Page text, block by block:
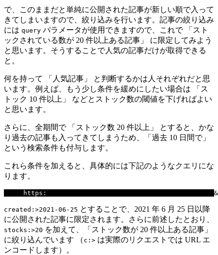
で、このままだと単純に公開された記事が新しい順で入って
きてしまいますので、絞り込みを行います。記事の絞り込み
には query パラメータが使用できますので、これで 「スト
ックされている数が 20 件以上ある記事」 に限定してみよう
と思います。そうすることで人気の記事だけが取得できる
と。
何を持って 「人気記事」 と判断するかは人それぞれだと思
います。例えば、もう少し条件を緩めにしたい場合は 「ス
トック 10 件以上」 などとストック数の閾値を下げればよい
と思います。
さらに、全期間で 「ストック数 20 件以上」 とすると、かな
り過去の記事も入ってきてしまうため、「過去 10 日間で」
という検索条件も付与します。
これら条件を加えると、具体的には下記のようなクエリにな
ります。
https : //qiita.com/api/v2/
created:>2021-06-25 とすることで、2021 年 6 月 25 日以降
に公開された記事に限定されます。さらに前述したとおり、
stocks:>20 を加えて、「ストック数が 20 件以上ある記事」
に絞り込んでいます （ c:> は実際のリクエストでは URL エ
ンコードします）。